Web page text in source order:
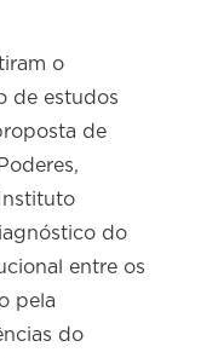
o
de estudos
de
do
entre os
pela
do